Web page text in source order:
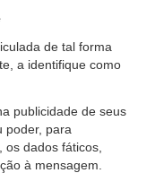
de tal forma
a identifique como
publicidade de seus
poder, para
dados fáticos,
à mensagem.